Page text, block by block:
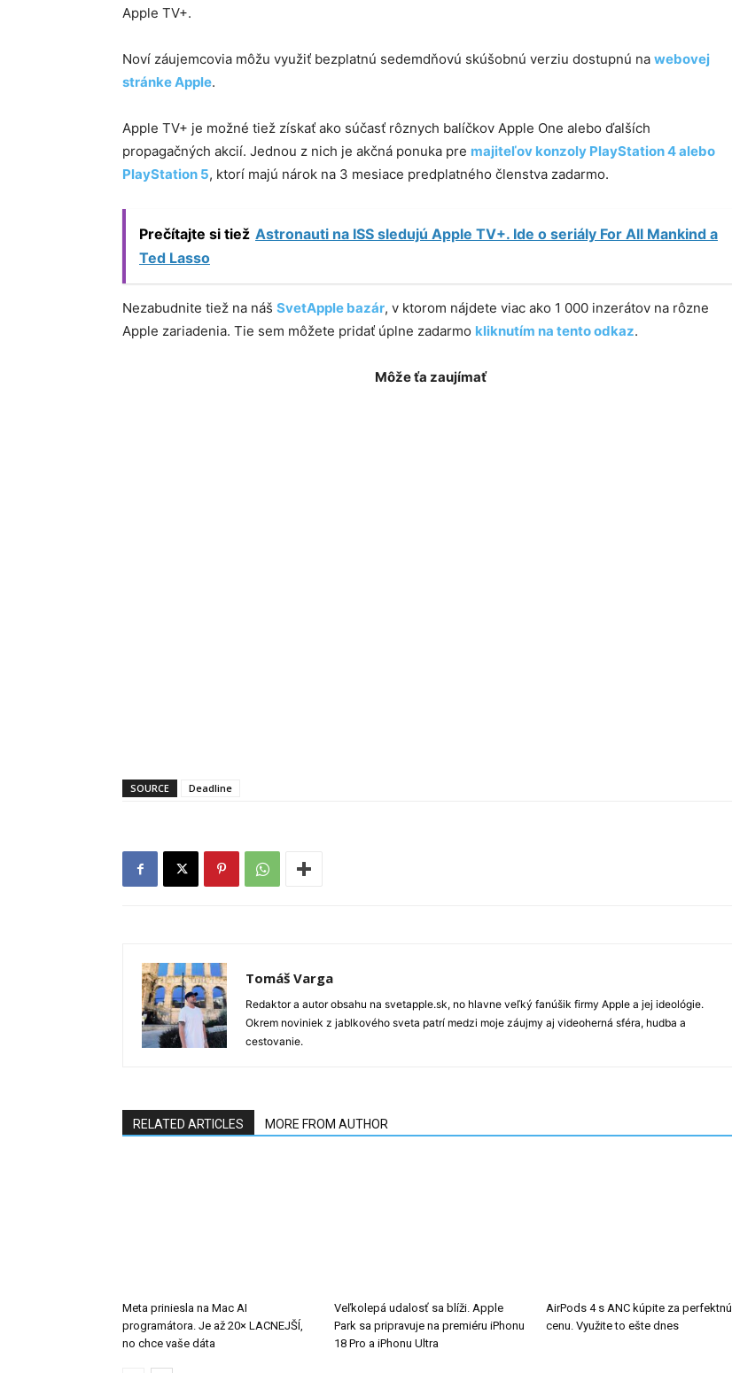
Apple TV+.
Noví záujemcovia môžu využiť bezplatnú sedemdňovú skúšobnú verziu dostupnú na webovej
stránke Apple.
Apple TV+ je možné tiež získať ako súčasť rôznych balíčkov Apple One alebo ďalších
propagačných akcií. Jednou z nich je akčná ponuka pre majiteľov konzoly PlayStation 4 alebo
PlayStation 5, ktorí majú nárok na 3 mesiace predplatného členstva zadarmo.
Prečítajte si tiež Astronauti na ISS sledujú Apple TV+. Ide o seriály For All Mankind a
Ted Lasso
Nezabudnite tiež na náš SvetApple bazár, v ktorom nájdete viac ako 1 000 inzerátov na rôzne
Apple zariadenia. Tie sem môžete pridať úplne zadarmo kliknutím na tento odkaz.
Môže ťa zaujímať
SOURCE Deadline
Tomáš Varga
Redaktor a autor obsahu na svetapple.sk, no hlavne veľký fanúšik firmy Apple a jej ideológie.
Okrem noviniek z jablkového sveta patrí medzi moje záujmy aj videoherná sféra, hudba a
cestovanie.
RELATED ARTICLES MORE FROM AUTHOR
Meta priniesla na Mac AI
programátora. Je až 20× LACNEJŠÍ,
no chce vaše dáta
Veľkolepá udalosť sa blíži. Apple
Park sa pripravuje na premiéru iPhonu
18 Pro a iPhonu Ultra
AirPods 4 s ANC kúpite za perfektnú
cenu. Využite to ešte dnes